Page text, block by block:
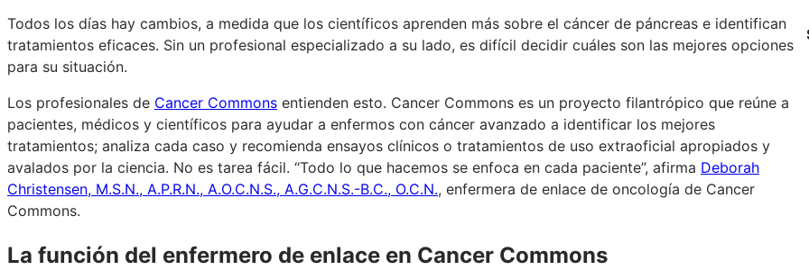
Todos los días hay cambios, a medida que los científicos aprenden más sobre el cáncer de páncreas e identifican
tratamientos eficaces. Sin un profesional especializado a su lado, es difícil decidir cuáles son las mejores opciones
para su situación.
Los profesionales de Cancer Commons entienden esto. Cancer Commons es un proyecto filantrópico que reúne a
pacientes, médicos y científicos para ayudar a enfermos con cáncer avanzado a identificar los mejores
tratamientos; analiza cada caso y recomienda ensayos clínicos o tratamientos de uso extraoficial apropiados y
avalados por la ciencia. No es tarea fácil. “Todo lo que hacemos se enfoca en cada paciente”, afirma Deborah
Christensen, M.S.N., A.P.R.N., A.O.C.N.S., A.G.C.N.S.-B.C., O.C.N., enfermera de enlace de oncología de Cancer
Commons.
La función del enfermero de enlace en Cancer Commons